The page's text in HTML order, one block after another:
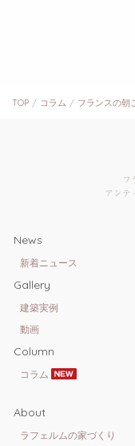
TOP コラム フランスの朝
フ
アンテ
News
新着ニュース
Gallery
建築実例
動画
Column
コラム
About
ラフェルムの家づくり